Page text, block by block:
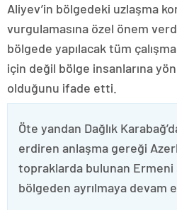
Aliyev’in bölgedeki uzlaşma
vurgulamasına özel önem
bölgede yapılacak tüm
için değil bölge insanlarına
olduğunu ifade etti.
Öte yandan Dağlık
erdiren anlaşma gereği
topraklarda bulunan
bölgeden ayrılmaya devam